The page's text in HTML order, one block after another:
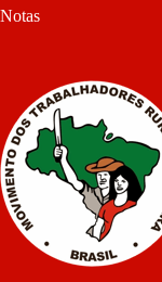
Notas